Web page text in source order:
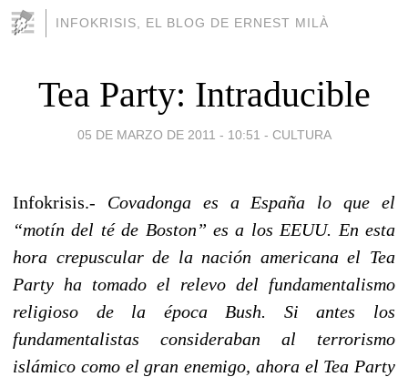
INFOKRISIS, EL BLOG DE ERNEST MILÀ
Tea Party: Intraducible
05 DE MARZO DE 2011 - 10:51 - CULTURA
Infokrisis.- Covadonga es a España lo que el
“motín del té de Boston” es a los EEUU. En esta
hora crepuscular de la nación americana el Tea
Party ha tomado el relevo del fundamentalismo
religioso de la época Bush. Si antes los
fundamentalistas consideraban al terrorismo
islámico como el gran enemigo, ahora el Tea Party